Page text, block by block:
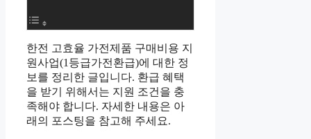
한전 고효율 가전제품 구매비용 지
원사업(1등급가전환급)에 대한 정
보를 정리한 글입니다. 환급 혜택
을 받기 위해서는 지원 조건을 충
족해야 합니다. 자세한 내용은 아
래의 포스팅을 참고해 주세요.